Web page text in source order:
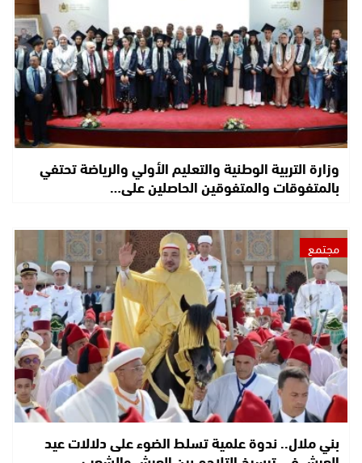
وزارة التربية الوطنية والتعليم الأولي والرياضة تحتفي
بالمتفوقات والمتفوقين الحاصلين على…
مجتمع
بني ملال.. ندوة علمية تسلط الضوء على دلالات عيد